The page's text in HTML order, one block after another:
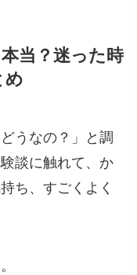
当？迷った時
め
うなの？」と調
談に触れて、か
ち、すごくよく